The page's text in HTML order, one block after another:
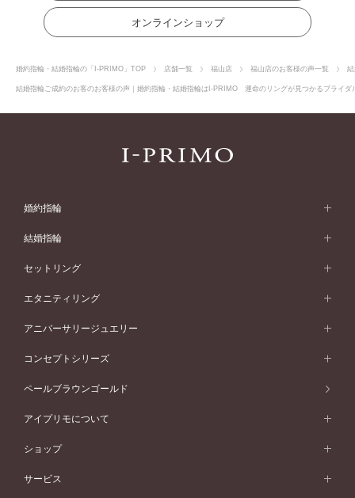
オンラインショップ
婚約指輪・結婚指輪の「I-PRIMO」TOP 店舗一覧 福山店 福山店のお客様の声一覧
結婚指輪ご成約のお客のお客様の声｜婚約指輪・結婚指輪はI-PRIMO 運命のリングが見つかるブライ
婚約指輪
婚約指輪 (エンゲージリング)
婚約指輪一覧
ピンクゴールド
ペールブラウンゴールド
ウェーブライン
V字ライン
ワンサイドメレ
ダブルサイドメレ
シンプル
フェミニン
モード
50万円台～
40万円台～
30万円台～
婚約指輪 人気ランキング
婚約ネックレス
結婚指輪
結婚指輪 (マリッジリング)
結婚指輪一覧
ピンクゴールド
ペールブラウンゴールド
ウェーブライン
V字ライン
ワンメレ
セベラルメレ
シンプル
フェミニン
モード
50万円～
40万円～50万円
セットリング
セットリング
セットリング一覧
ピンクゴールド
ペールブラウンゴールド
エタニティリング
エタニティリング
エタニティリング一覧
ピンクゴールド
ペールブラウンゴールド
アニバーサリージュエリー
アニバーサリージュエリー
アニバーサリージュエリー一覧
ファッションリング
ブレスレット
コンセプトシリーズ
コンセプトシリーズ
オリジンビリーフ
エトワル
ペールブラウンゴールド
アイプリモについて
アイプリモについて
パーソナルハンド診断
ショップ
店舗一覧
サービス